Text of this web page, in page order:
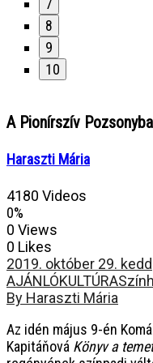
8
9
10
A Pionírszív
Haraszti Mária
4180 Videos
0%
0 Views
0 Likes
2019. október 29. kedd
AJÁNLÓKULTÚRA
By Haraszti Mária
Az idén május 9-én
Kapitáňová Könyv a